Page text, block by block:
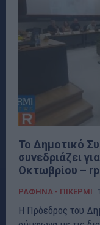
Το Δημοτικό
συνεδριάζει
Οκτωβρίου –
ΡΑΦΗΝΑ - ΠΙΚΕΡΜΙ
Η Πρόεδρος του